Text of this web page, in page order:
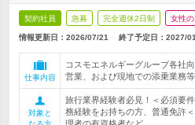
契約社員 急募 完全週休2日制 女性
情報更新日：2026/07/21 終了予定日： 2027/
仕事内容
コスモエネルギーグループ各社
営業、および現地での添乗業務等
対象と
旅行業界経験者必見！＜必須要
務経験をお持ちの方、普通免許
理者の有資格者など